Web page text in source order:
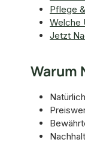
Pflege
Welche
Jetzt
Warum